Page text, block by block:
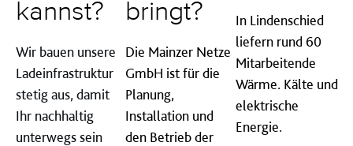
kannst?
Wir bauen unsere
Ladeinfrastruktur
stetig aus, damit
Ihr nachhaltig
unterwegs sein
bringt?
Die Mainzer Netze
GmbH ist für die
Planung,
Installation und
den Betrieb der
In Lindenschied
liefern rund 60
Mitarbeitende
Wärme. Kälte und
elektrische
Energie.